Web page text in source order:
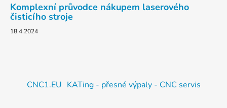
Komplexní průvodce nákupem laserového
čisticího stroje
18.4.2024
CNC1.EU KATing - přesné výpaly - CNC servis